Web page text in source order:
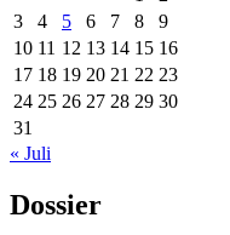
3
4 5 6 7 8
9
10 11 12 13 14 15 16
17 18 19 20 21 22 23
24 25 26 27 28 29 30
31
« Juli
Dossier